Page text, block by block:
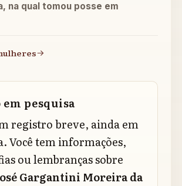
na qual tomou posse em
pesquisa
registro breve, ainda em
Você tem informações,
ou lembranças sobre
Gargantini Moreira da